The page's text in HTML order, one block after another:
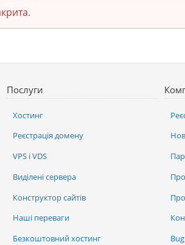
Послуги
Хостинг
Реєстрація домену
VPS і VDS
Виділені сервера
Конструктор сайтів
Наші переваги
Безкоштовний хостинг